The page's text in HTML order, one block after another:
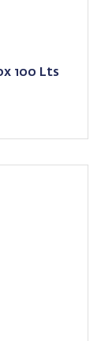
100 Lts